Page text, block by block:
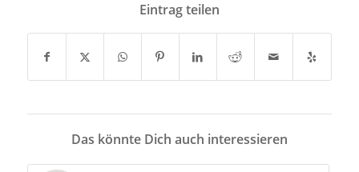
Eintrag teilen
Das könnte Dich auch interessieren